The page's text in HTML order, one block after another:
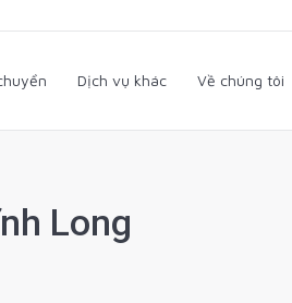
Dịch vụ khác Về chúng tôi
Long
Dịch vụ khác Về chúng tôi